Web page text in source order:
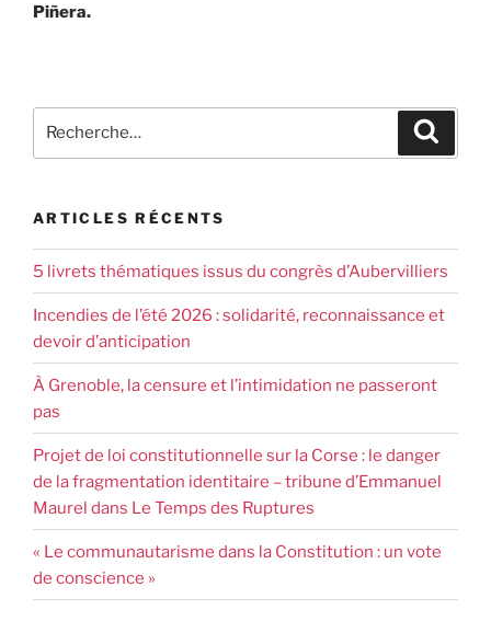
Piñera.
ARTICLES RÉCENTS
5 livrets thématiques issus du congrès d’Aubervilliers
Incendies de l’été 2026 : solidarité, reconnaissance et
devoir d’anticipation
À Grenoble, la censure et l’intimidation ne passeront
pas
Projet de loi constitutionnelle sur la Corse : le danger
de la fragmentation identitaire – tribune d’Emmanuel
Maurel dans Le Temps des Ruptures
« Le communautarisme dans la Constitution : un vote
de conscience »